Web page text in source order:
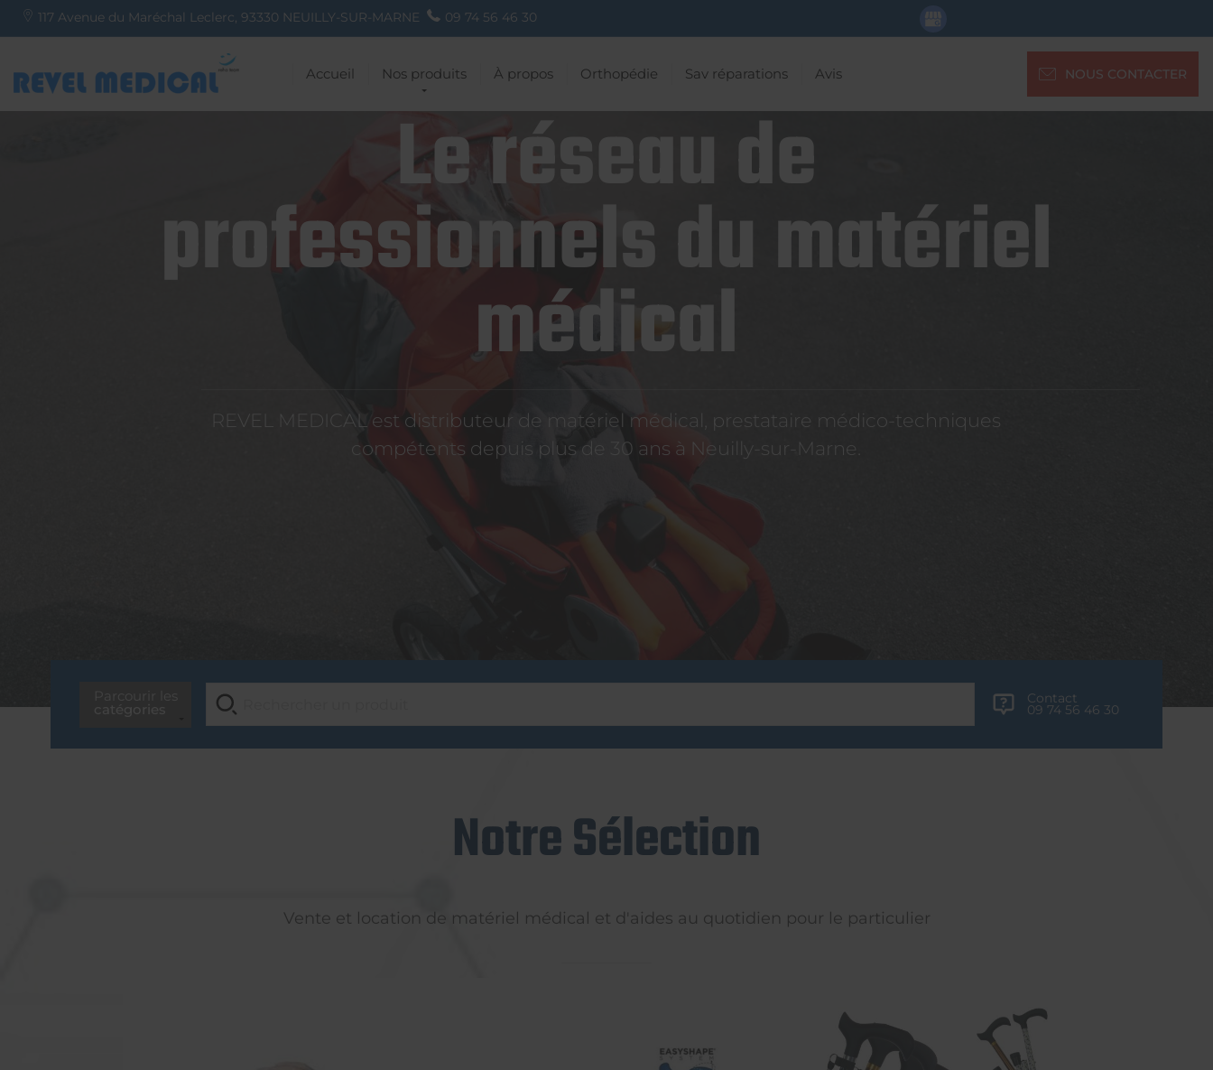
117 Avenue du Maréchal Leclerc, 93330 NEUILLY-SUR-MARNE 09 74 56 46 30
Accueil Nos produits À propos Orthopédie Sav réparations Avis NOUS CONTACTER
Le réseau de
professionnels du matériel
médical
REVEL MEDICAL est distributeur de matériel médical, prestataire médico-techniques
compétents depuis plus de 30 ans à Neuilly-sur-Marne.
Contact
09 74 56 46 30
Notre Sélection
Vente et location de matériel médical et d'aides au quotidien pour le particulier